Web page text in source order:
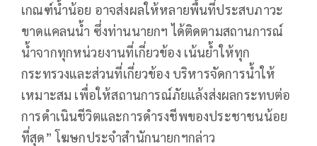
เกณฑ์น้ำน้อย อาจส่งผลให้หลายพื้นที่ประสบภาวะ
ขาดแคลนน้ำ ซึ่งท่านนายกฯ ได้ติดตามสถานการณ์
น้ำจากทุกหน่วยงานที่เกี่ยวข้อง เน้นย้ำให้ทุก
กระทรวงและส่วนที่เกี่ยวข้อง บริหารจัดการน้ำให้
เหมาะสม เพื่อให้สถานการณ์ภัยแล้งส่งผลกระทบต่อ
การดำเนินชีวิตและการดำรงชีพของประชาชนน้อย
ที่สุด” โฆษกประจำสำนักนายกฯกล่าว